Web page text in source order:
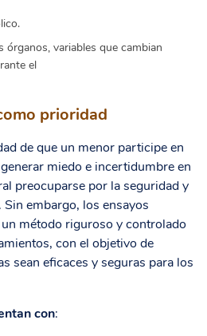
órganos, variables que cambian
el
prioridad
de que un menor participe en
miedo e incertidumbre en
preocuparse por la seguridad y
embargo, los ensayos
método riguroso y controlado
con el objetivo de
sean eficaces y seguras para los
con: